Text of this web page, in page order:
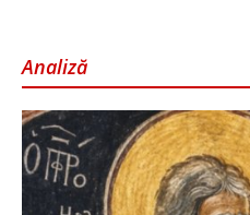
Analiză